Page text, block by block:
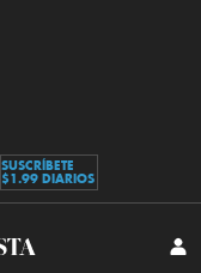
SUSCRÍBETE
$1.99 DIARIOS